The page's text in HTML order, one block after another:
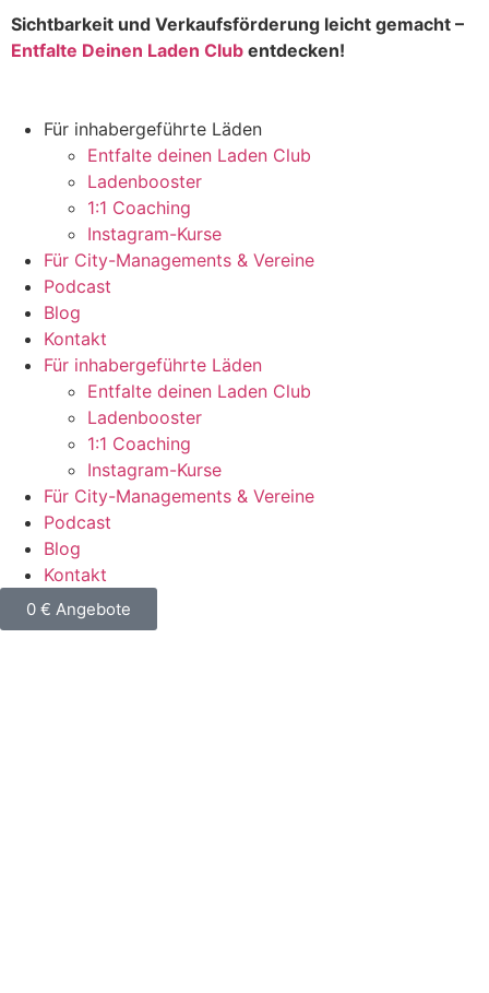
Sichtbarkeit und Verkaufsförderung leicht gemacht –
Entfalte Deinen Laden Club entdecken!
Für inhabergeführte Läden
Entfalte deinen Laden Club
Ladenbooster
1:1 Coaching
Instagram-Kurse
Für City-Managements & Vereine
Podcast
Blog
Kontakt
Für inhabergeführte Läden
Entfalte deinen Laden Club
Ladenbooster
1:1 Coaching
Instagram-Kurse
Für City-Managements & Vereine
Podcast
Blog
Kontakt
0 € Angebote